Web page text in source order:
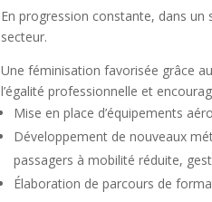
En progression constante, dans
secteur.
Une féminisation favorisée grâce
l’égalité professionnelle et
Mise en place d’équipements
Développement de nouveaux
passagers à mobilité réduite,
Élaboration de parcours de